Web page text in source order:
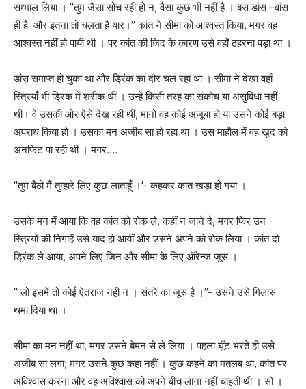
सम्भाल लिया । ’’तुम जैसा सोच रही हो न,वैसा कुछ भी नहीं है । बस डांस –वांस
ही है और इतना तो चलता है यार।’’कांत ने सीमा को आश्वस्त किया,मगर वह
आश्वस्त नहीं हो पायी थी । पर कांत की जिद के कारण उसे वहाँ ठहरना पड़ा था ।
डांस समाप्त हो चुका था और ड्रिंक का दौर चल रहा था । सीमा ने देखा वहाँ
स्त्रियाँ भी ड्रिंक में शरीक थीं । उन्हें किसी तरह का संकोच या असुविधा नहीं
थी। वे उसकी ओर ऐसे देख रही थीं, मानो वह कोई अजूबा हो या उसने कोई बड़ा
अपराध किया हो । उसका मन अजीब सा हो रहा था । उस माहौल में वह खुद को
अनफिट पा रही थी । मगर….
’’तुम बैठो मैं तुम्हारे लिए कुछ लाताहूँ ।’-कहकर कांत खड़ा हो गया ।
उसके मन में आया कि वह कांत को रोक ले,कहीं न जाने दे,मगर फिर उन
स्त्रियों की निगाहें उसे याद हो आयीं और उसने अपने को रोक लिया । कांत दो
ड्रिंक ले आया, अपने लिए जिन और सीमा के लिए ऑरेन्ज जूस ।
’’लो इसमें तो कोई ऐतराज नहीं न । संतरे का जूस है ।’’- उसने उसे गिलास
थमा दिया था ।
सीमा का मन नहीं था,मगर उसने बेमन से ले लिया । पहला घूँट भरते ही उसे
अजीब सा लगा; मगर उसने कुछ कहा नहीं । कुछ कहने का मतलब था,कांत पर
अविश्वास करना और वह अविश्वास को अपने बीच लाना नहीं चाहती थी । सो ।